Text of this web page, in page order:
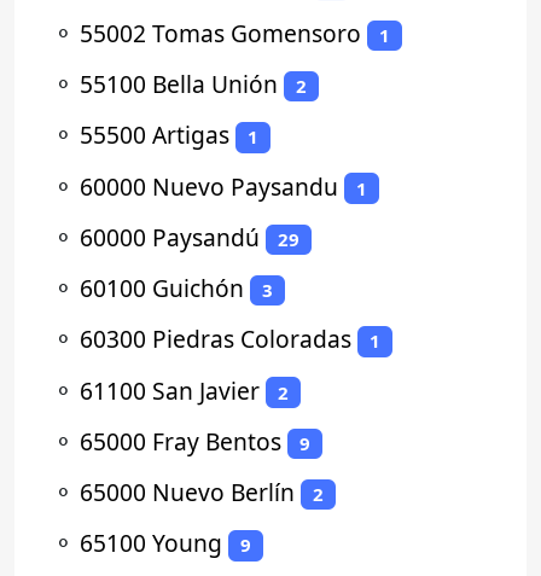
⚬ 55002 Tomas Gomensoro 1
⚬ 55100 Bella Unión 2
⚬ 55500 Artigas 1
⚬ 60000 Nuevo Paysandu 1
⚬ 60000 Paysandú 29
⚬ 60100 Guichón 3
⚬ 60300 Piedras Coloradas 1
⚬ 61100 San Javier 2
⚬ 65000 Fray Bentos 9
⚬ 65000 Nuevo Berlín 2
⚬ 65100 Young 9